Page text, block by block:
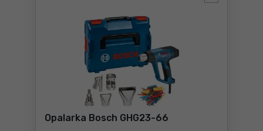
Opalarka Bosch GHG23-66